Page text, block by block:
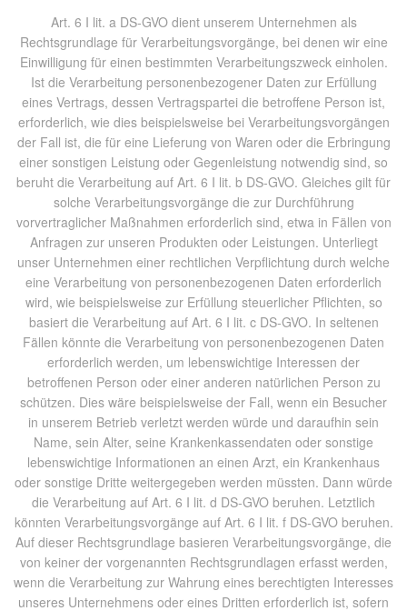
Art. 6 I lit. a DS-GVO dient unserem Unternehmen als
Rechtsgrundlage für Verarbeitungsvorgänge, bei denen wir eine
Einwilligung für einen bestimmten Verarbeitungszweck einholen.
Ist die Verarbeitung personenbezogener Daten zur Erfüllung
eines Vertrags, dessen Vertragspartei die betroffene Person ist,
erforderlich, wie dies beispielsweise bei Verarbeitungsvorgängen
der Fall ist, die für eine Lieferung von Waren oder die Erbringung
einer sonstigen Leistung oder Gegenleistung notwendig sind, so
beruht die Verarbeitung auf Art. 6 I lit. b DS-GVO. Gleiches gilt für
solche Verarbeitungsvorgänge die zur Durchführung
vorvertraglicher Maßnahmen erforderlich sind, etwa in Fällen von
Anfragen zur unseren Produkten oder Leistungen. Unterliegt
unser Unternehmen einer rechtlichen Verpflichtung durch welche
eine Verarbeitung von personenbezogenen Daten erforderlich
wird, wie beispielsweise zur Erfüllung steuerlicher Pflichten, so
basiert die Verarbeitung auf Art. 6 I lit. c DS-GVO. In seltenen
Fällen könnte die Verarbeitung von personenbezogenen Daten
erforderlich werden, um lebenswichtige Interessen der
betroffenen Person oder einer anderen natürlichen Person zu
schützen. Dies wäre beispielsweise der Fall, wenn ein Besucher
in unserem Betrieb verletzt werden würde und daraufhin sein
Name, sein Alter, seine Krankenkassendaten oder sonstige
lebenswichtige Informationen an einen Arzt, ein Krankenhaus
oder sonstige Dritte weitergegeben werden müssten. Dann würde
die Verarbeitung auf Art. 6 I lit. d DS-GVO beruhen. Letztlich
könnten Verarbeitungsvorgänge auf Art. 6 I lit. f DS-GVO beruhen.
Auf dieser Rechtsgrundlage basieren Verarbeitungsvorgänge, die
von keiner der vorgenannten Rechtsgrundlagen erfasst werden,
wenn die Verarbeitung zur Wahrung eines berechtigten Interesses
unseres Unternehmens oder eines Dritten erforderlich ist, sofern